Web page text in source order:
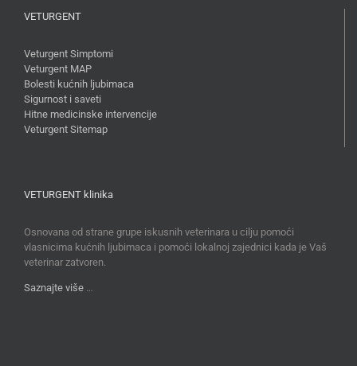
VETURGENT
Veturgent Simptomi
Veturgent MAP
Bolesti kućnih ljubimaca
Sigurnost i saveti
Hitne medicinske intervencije
Veturgent Sitemap
VETURGENT klinika
Osnovana od strane grupe iskusnih veterinara u cilju pomoći
vlasnicima kućnih ljubimaca i pomoći lokalnoj zajednici kada je Vaš
veterinar zatvoren.
Saznajte više …